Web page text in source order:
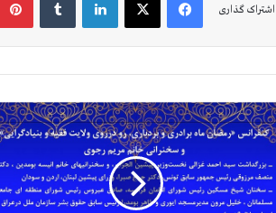
اشتراک گذاری